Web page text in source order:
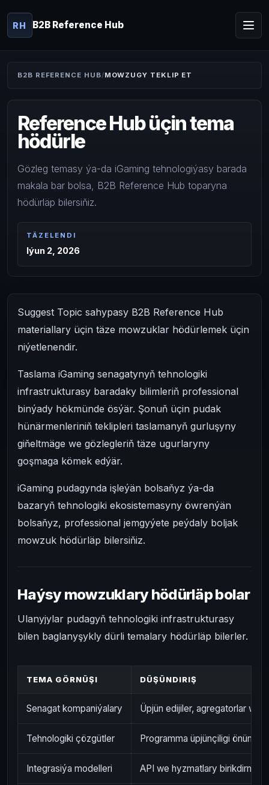
RH B2B Reference Hub
B2B REFERENCE HUB MOWZUGY TEKLIP ET
Reference Hub üçin tema
hödürle
Gözleg temasy ýa-da iGaming tehnologiýasy barada
makala bar bolsa, B2B Reference Hub toparyna
hödürläp bilersiňiz.
TÄZELENDI
Iýun 2, 2026
Suggest Topic sahypasy B2B Reference Hub
materiallary üçin täze mowzuklar hödürlemek üçin
niýetlenendir.
Taslama iGaming senagatynyň tehnologiki
infrastrukturasy baradaky bilimleriň professional
binýady hökmünde ösýär. Şonuň üçin pudak
hünärmenleriniň teklipleri taslamanyň gurluşyny
giňeltmäge we gözlegleriň täze ugurlaryny
goşmaga kömek edýär.
iGaming pudagynda işleýän bolsaňyz ýa-da
bazaryň tehnologiki ekosistemasyny öwrenýän
bolsaňyz, professional jemgyýete peýdaly boljak
mowzuk hödürläp bilersiňiz.
Haýsy mowzuklary hödürläp bolar
Ulanyjylar pudagyň tehnologiki infrastrukturasy
bilen baglanyşykly dürli temalary hödürläp bilerler.
TEMA GÖRNÜŞI DÜŞÜNDIRIŞ
Senagat kompaniýalary Üpjün edijiler, agregatorlar we
Tehnologiki çözgütler Programma üpjünçiligi
Integrasiýa modelleri API we hyzmatlary birikdirmek